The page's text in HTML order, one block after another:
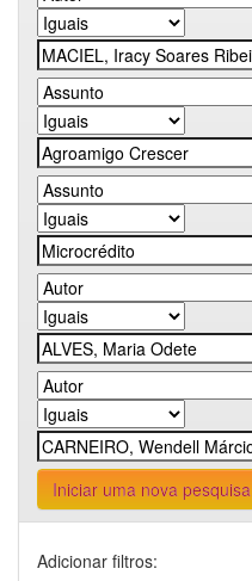
Iniciar uma nova pesquisa
Adicionar filtros: